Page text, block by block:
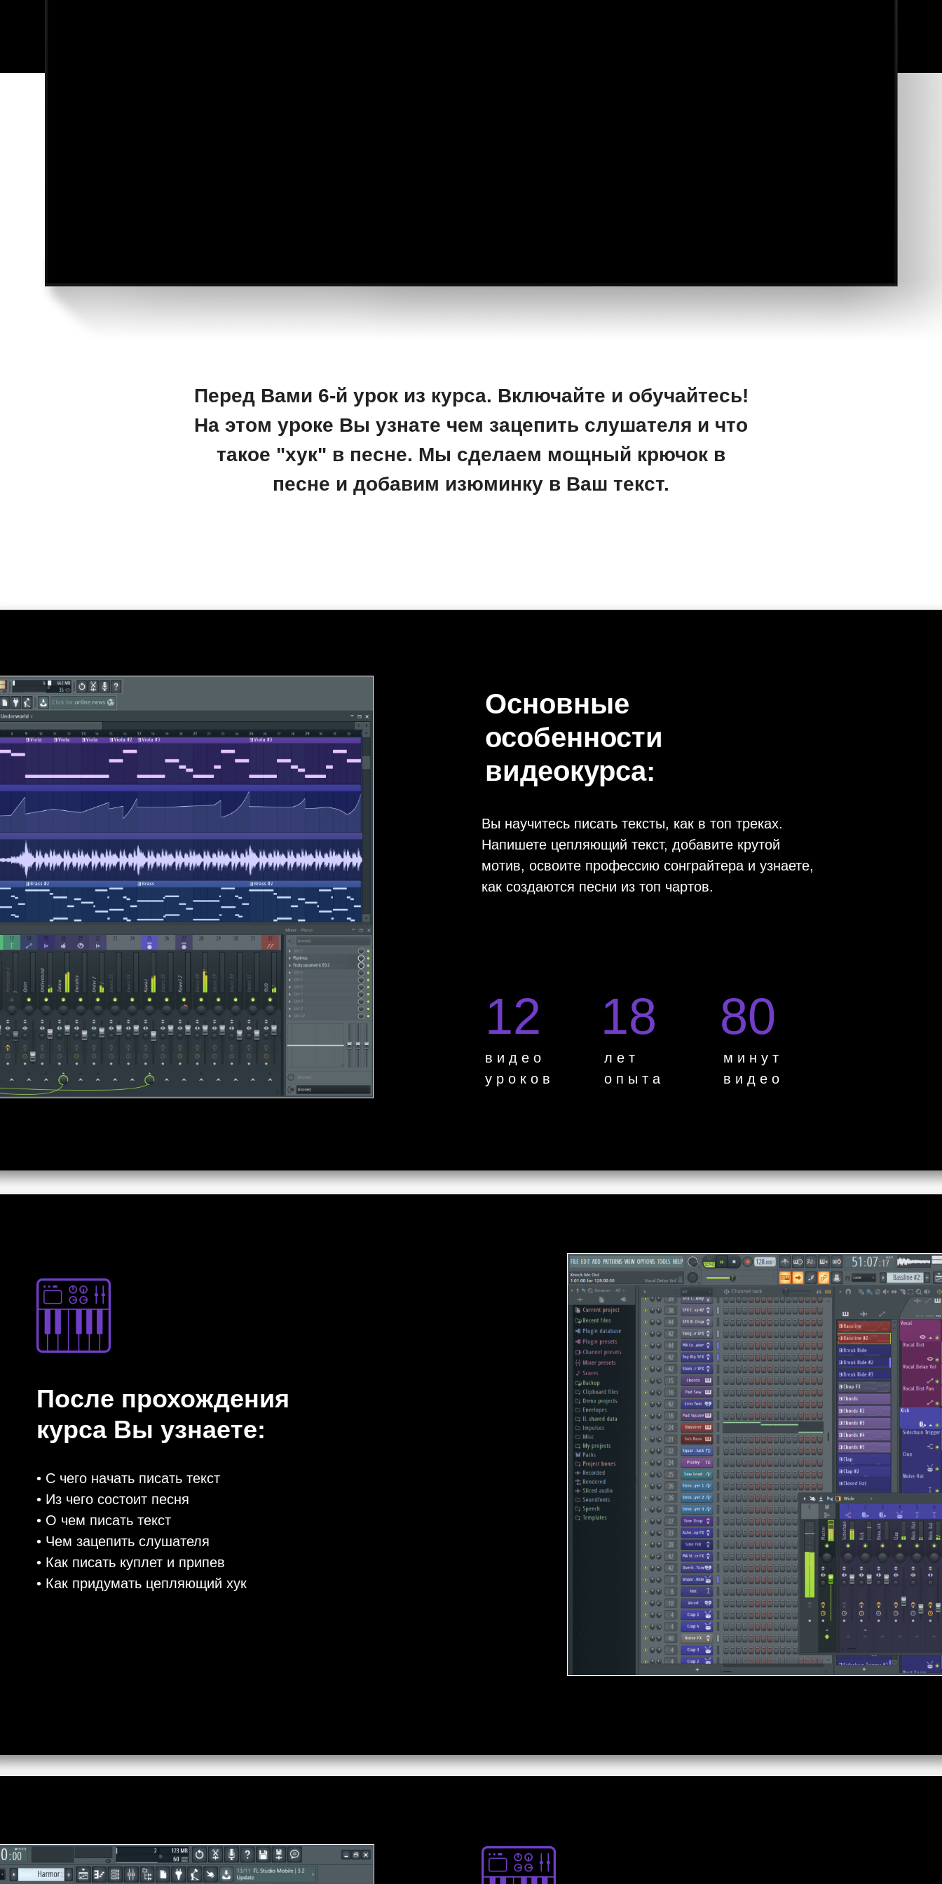
в и д е о
у р о к о в
Перед Вами 6-й урок из курса. Включайте и обучайтесь!
На этом уроке Вы узнате чем зацепить слушателя и что
такое "хук" в песне. Мы сделаем мощный крючок в
песне и добавим изюминку в Ваш текст.
Основные
особенности
видеокурса:
Вы научитесь писать тексты, как в топ треках.
Напишете цепляющий текст, добавите крутой
мотив, освоите профессию сонграйтера и узнаете,
как создаются песни из топ чартов.
12
м и н у т
в и д е о
80
л е т
о п ы т а
18
• С чего начать писать текст
• Из чего состоит песня
• О чем писать текст
• Чем зацепить слушателя
• Как писать куплет и припев
• Как придумать цепляющий хук
После прохождения
курса Вы узнаете: